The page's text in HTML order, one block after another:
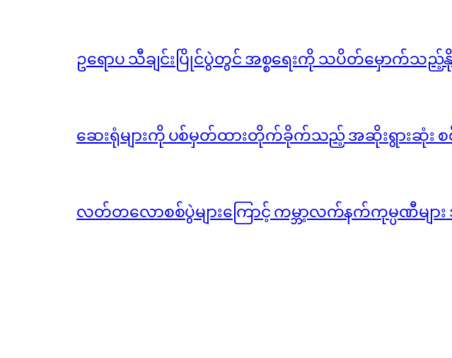
ဥရောပ သီချင်းပြိုင်ပွဲတွင် အစ္စရေးကို သပိတ်မှောက်သ
ဆေးရုံများကို ပစ်မှတ်ထားတိုက်ခိုက်သည့် အဆိုးရွားဆုံး စ
လတ်တလောစစ်ပွဲများကြောင့် ကမ္ဘာ့လက်နက်ကုမ္ပဏီများ